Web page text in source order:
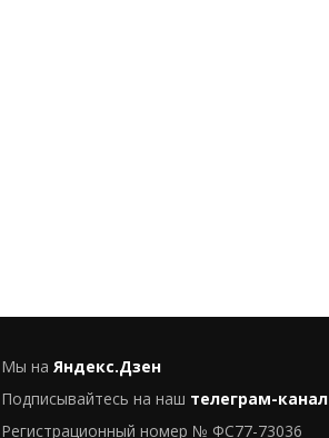
Мы на Яндекс.Дзен
Подписывайтесь на наш телеграм-канал
Регистрационный номер № ФС77-73036